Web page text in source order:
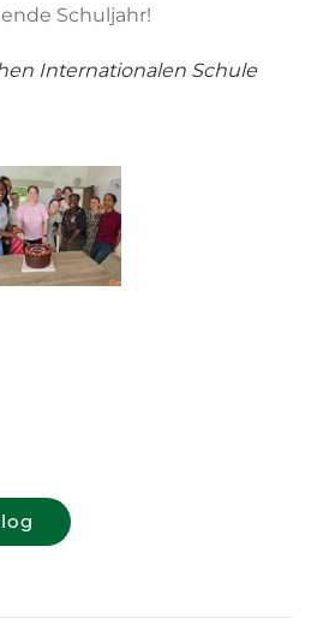
Schuljahr!
Internationalen Schule